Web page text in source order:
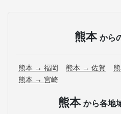
熊本 から
熊本 → 福岡 熊本 → 佐賀
熊本 → 宮崎
熊本 から各地